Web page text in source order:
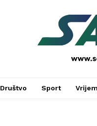
Društvo Sport